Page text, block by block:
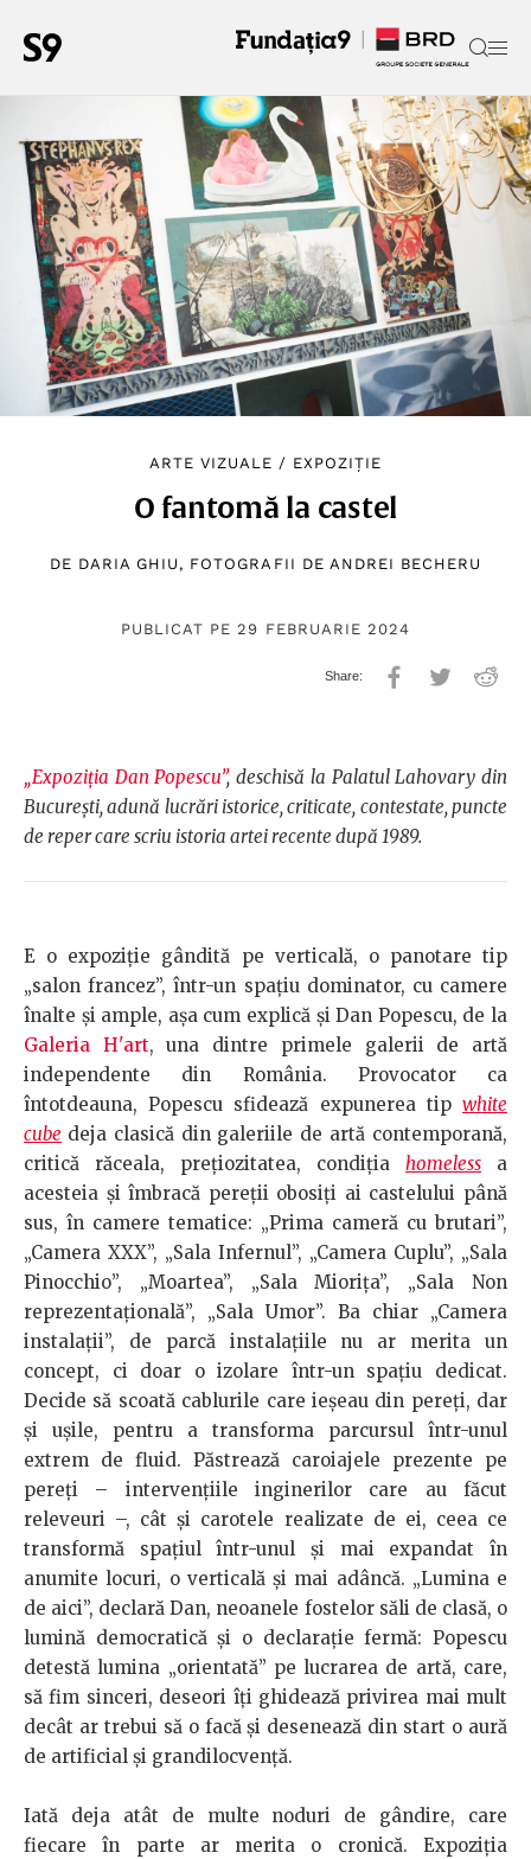
ARTE VIZUALE / EXPOZIȚIE
O fantomă la castel
DE DARIA GHIU , FOTOGRAFII DE ANDREI BECHERU
PUBLICAT PE 29 FEBRUARIE 2024
„Expoziția Dan Popescu”, deschisă la Palatul Lahovary din
București, adună lucrări istorice, criticate, contestate, puncte
de reper care scriu istoria artei recente după 1989.
E o expoziție gândită pe verticală, o panotare tip
„salon francez”, într-un spațiu dominator, cu camere
înalte și ample, așa cum explică și Dan Popescu, de la
Galeria H'art, una dintre primele galerii de artă
independente din România. Provocator ca
întotdeauna, Popescu sfidează expunerea tip white
cube deja clasică din galeriile de artă contemporană,
critică răceala, prețiozitatea, condiția homeless a
acesteia și îmbracă pereții obosiți ai castelului până
sus, în camere tematice: „Prima cameră cu brutari”,
„Camera XXX”, „Sala Infernul”, „Camera Cuplu”, „Sala
Pinocchio”, „Moartea”, „Sala Miorița”, „Sala Non
reprezentațională”, „Sala Umor”. Ba chiar „Camera
instalații”, de parcă instalațiile nu ar merita un
concept, ci doar o izolare într-un spațiu dedicat.
Decide să scoată cablurile care ieșeau din pereți, dar
și ușile, pentru a transforma parcursul într-unul
extrem de fluid. Păstrează caroiajele prezente pe
pereți – intervențiile inginerilor care au făcut
releveuri –, cât și carotele realizate de ei, ceea ce
transformă spațiul într-unul și mai expandat în
anumite locuri, o verticală și mai adâncă. „Lumina e
de aici”, declară Dan, neoanele fostelor săli de clasă, o
lumină democratică și o declarație fermă: Popescu
detestă lumina „orientată” pe lucrarea de artă, care,
să fim sinceri, deseori îți ghidează privirea mai mult
decât ar trebui să o facă și desenează din start o aură
de artificial și grandilocvență.
Iată deja atât de multe noduri de gândire, care
fiecare în parte ar merita o cronică. Expoziția